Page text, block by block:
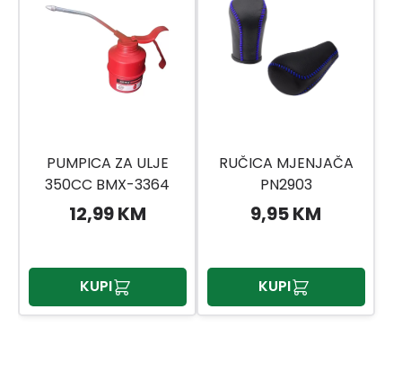
PUMPICA ZA ULJE
350CC BMX-3364
12,99 KM
KUPI
RUČICA MJENJAČA
PN2903
9,95 KM
KUPI